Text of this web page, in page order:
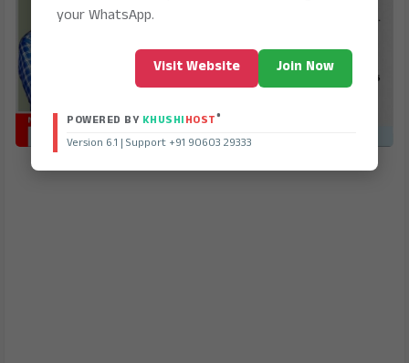
your WhatsApp.
Visit Website Join Now
POWERED BY KHUSHIHOST®
Version 6.1 | Support +91 90603 29333